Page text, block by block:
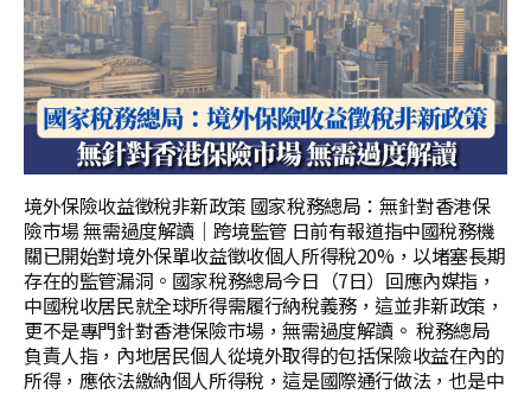
境外保險收益徵稅非新政策 國家稅務總局：無針對香港保
險市場 無需過度解讀｜跨境監管 日前有報道指中國稅務機
關已開始對境外保單收益徵收個人所得稅20%，以堵塞長期
存在的監管漏洞。國家稅務總局今日（7日）回應內媒指，
中國稅收居民就全球所得需履行納稅義務，這並非新政策，
更不是專門針對香港保險市場，無需過度解讀。 稅務總局
負責人指，內地居民個人從境外取得的包括保險收益在內的
所得，應依法繳納個人所得稅，這是國際通行做法，也是中